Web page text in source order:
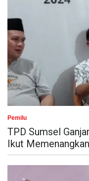
Pemilu
TPD Sumsel
Ikut